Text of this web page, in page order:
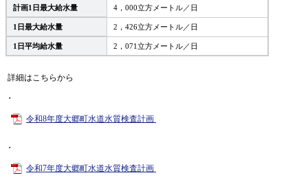
計画1日最大給水量 4，000立方メートル／日
1日最大給水量 2，426立方メートル／日
1日平均給水量 2，071立方メートル／日
詳細はこちらから
・
令和8年度大郷町水道水質検査計画
・
令和7年度大郷町水道水質検査計画